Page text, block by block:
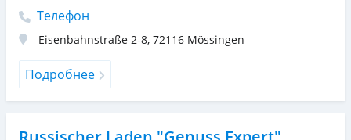
Телефон
Eisenbahnstraße 2-8, 72116 Mössingen
Подробнее